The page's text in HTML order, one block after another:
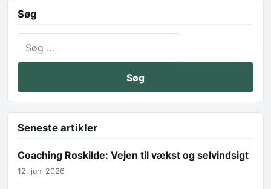
Søg
Seneste artikler
Coaching Roskilde: Vejen til vækst og selvindsigt
12. juni 2026